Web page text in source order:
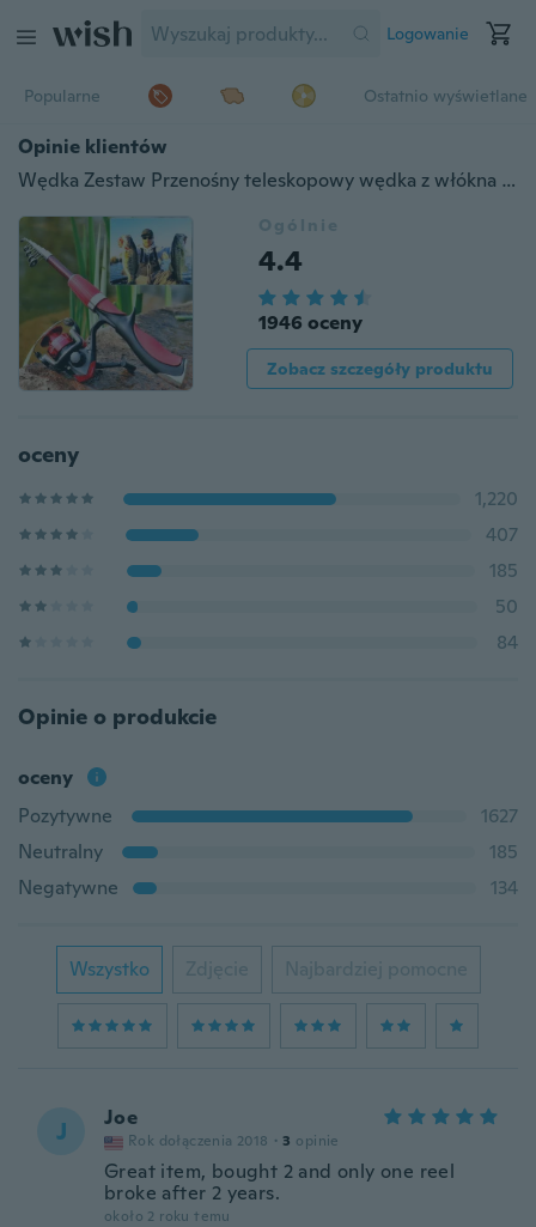
Logowanie
Popularne Ostatnio wyświetlane
Opinie klientów
Wędka Zestaw Przenośny teleskopowy wędka z włókna szklanego 1,4 M z kołowrotkiem 3BB Lewy / prawy wymienny składany uchwyt
Ogólnie
4.4
1946 oceny
Zobacz szczegóły produktu
oceny
1,220
407
185
50
84
Opinie o produkcie
oceny
Pozytywne
1627
Neutralny
185
Negatywne
134
Wszystko Zdjęcie Najbardziej pomocne
J Joe
Rok dołączenia 2018 · 3 opinie
Great item, bought 2 and only one reel
broke after 2 years.
około 2 roku temu